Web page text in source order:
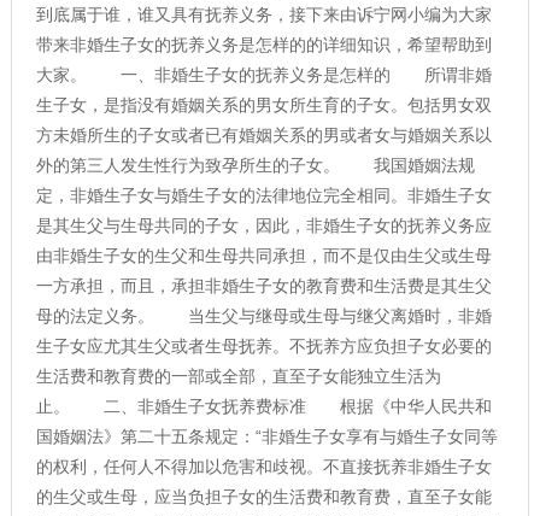
到底属于谁，谁又具有抚养义务，接下来由诉宁网小编为大家
带来非婚生子女的抚养义务是怎样的的详细知识，希望帮助到
大家。 一、非婚生子女的抚养义务是怎样的 所谓非婚
生子女，是指没有婚姻关系的男女所生育的子女。包括男女双
方未婚所生的子女或者已有婚姻关系的男或者女与婚姻关系以
外的第三人发生性行为致孕所生的子女。 我国婚姻法规
定，非婚生子女与婚生子女的法律地位完全相同。非婚生子女
是其生父与生母共同的子女，因此，非婚生子女的抚养义务应
由非婚生子女的生父和生母共同承担，而不是仅由生父或生母
一方承担，而且，承担非婚生子女的教育费和生活费是其生父
母的法定义务。 当生父与继母或生母与继父离婚时，非婚
生子女应尤其生父或者生母抚养。不抚养方应负担子女必要的
生活费和教育费的一部或全部，直至子女能独立生活为
止。 二、非婚生子女抚养费标准 根据《中华人民共和
国婚姻法》第二十五条规定：“非婚生子女享有与婚生子女同等
的权利，任何人不得加以危害和歧视。不直接抚养非婚生子女
的生父或生母，应当负担子女的生活费和教育费，直至子女能